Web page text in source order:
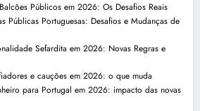
Públicos em 2026: Os Desafios Reais
Públicas Portuguesas: Desafios e Mudanças de
Sefardita em 2026: Novas Regras e
e cauções em 2026: o que muda
para Portugal em 2026: impacto das novas